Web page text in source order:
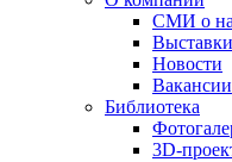
СМИ о
Выставки
Новости
Вакансии
Библиотека
3D-